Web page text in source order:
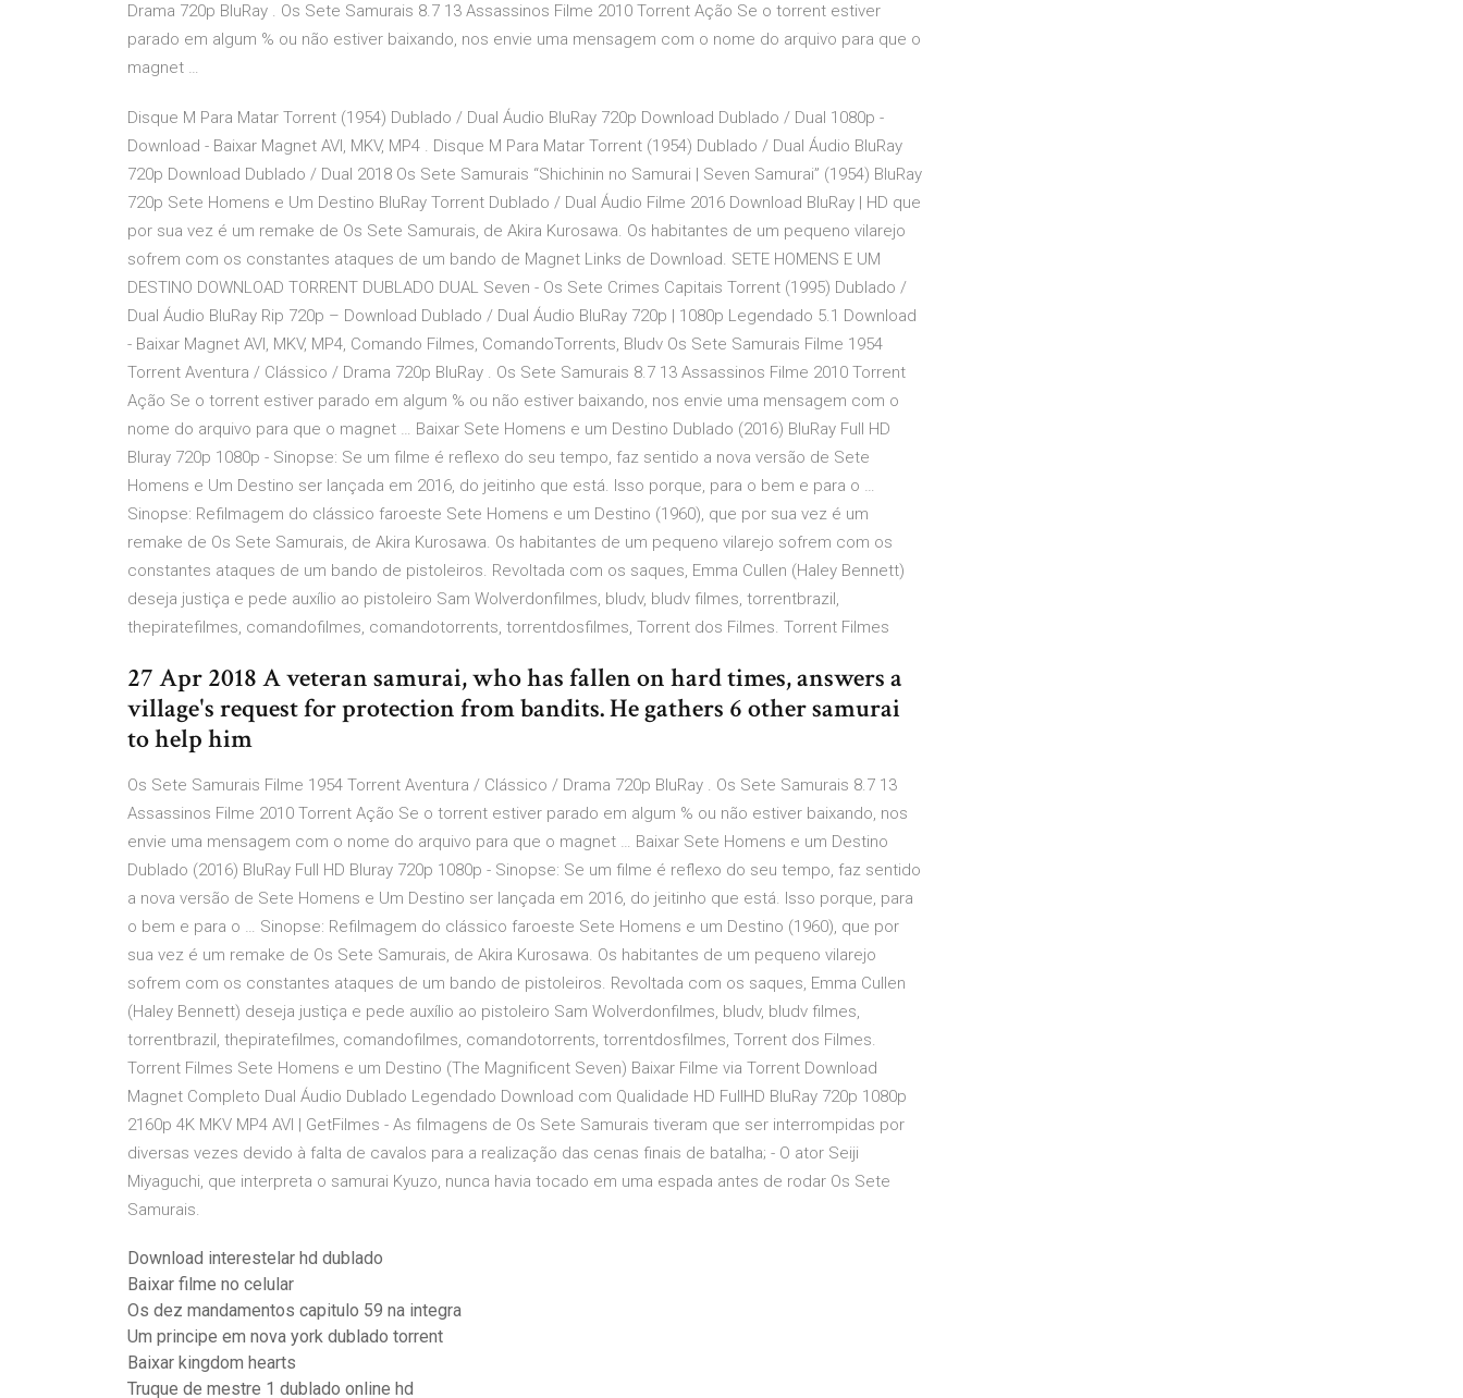
Drama 720p BluRay . Os Sete Samurais 8.7 13 Assassinos Filme 2010 Torrent Ação Se o torrent estiver
parado em algum % ou não estiver baixando, nos envie uma mensagem com o nome do arquivo para que o
magnet …
Disque M Para Matar Torrent (1954) Dublado / Dual Áudio BluRay 720p Download Dublado / Dual 1080p -
Download - Baixar Magnet AVI, MKV, MP4 . Disque M Para Matar Torrent (1954) Dublado / Dual Áudio BluRay
720p Download Dublado / Dual 2018 Os Sete Samurais “Shichinin no Samurai | Seven Samurai” (1954) BluRay
720p Sete Homens e Um Destino BluRay Torrent Dublado / Dual Áudio Filme 2016 Download BluRay | HD que
por sua vez é um remake de Os Sete Samurais, de Akira Kurosawa. Os habitantes de um pequeno vilarejo
sofrem com os constantes ataques de um bando de Magnet Links de Download. SETE HOMENS E UM
DESTINO DOWNLOAD TORRENT DUBLADO DUAL Seven - Os Sete Crimes Capitais Torrent (1995) Dublado /
Dual Áudio BluRay Rip 720p – Download Dublado / Dual Áudio BluRay 720p | 1080p Legendado 5.1 Download
- Baixar Magnet AVI, MKV, MP4, Comando Filmes, ComandoTorrents, Bludv Os Sete Samurais Filme 1954
Torrent Aventura / Clássico / Drama 720p BluRay . Os Sete Samurais 8.7 13 Assassinos Filme 2010 Torrent
Ação Se o torrent estiver parado em algum % ou não estiver baixando, nos envie uma mensagem com o
nome do arquivo para que o magnet … Baixar Sete Homens e um Destino Dublado (2016) BluRay Full HD
Bluray 720p 1080p - Sinopse: Se um filme é reflexo do seu tempo, faz sentido a nova versão de Sete
Homens e Um Destino ser lançada em 2016, do jeitinho que está. Isso porque, para o bem e para o …
Sinopse: Refilmagem do clássico faroeste Sete Homens e um Destino (1960), que por sua vez é um
remake de Os Sete Samurais, de Akira Kurosawa. Os habitantes de um pequeno vilarejo sofrem com os
constantes ataques de um bando de pistoleiros. Revoltada com os saques, Emma Cullen (Haley Bennett)
deseja justiça e pede auxílio ao pistoleiro Sam Wolverdonfilmes, bludv, bludv filmes, torrentbrazil,
thepiratefilmes, comandofilmes, comandotorrents, torrentdosfilmes, Torrent dos Filmes. Torrent Filmes
27 Apr 2018 A veteran samurai, who has fallen on hard times, answers a
village's request for protection from bandits. He gathers 6 other samurai
to help him
Os Sete Samurais Filme 1954 Torrent Aventura / Clássico / Drama 720p BluRay . Os Sete Samurais 8.7 13
Assassinos Filme 2010 Torrent Ação Se o torrent estiver parado em algum % ou não estiver baixando, nos
envie uma mensagem com o nome do arquivo para que o magnet … Baixar Sete Homens e um Destino
Dublado (2016) BluRay Full HD Bluray 720p 1080p - Sinopse: Se um filme é reflexo do seu tempo, faz sentido
a nova versão de Sete Homens e Um Destino ser lançada em 2016, do jeitinho que está. Isso porque, para
o bem e para o … Sinopse: Refilmagem do clássico faroeste Sete Homens e um Destino (1960), que por
sua vez é um remake de Os Sete Samurais, de Akira Kurosawa. Os habitantes de um pequeno vilarejo
sofrem com os constantes ataques de um bando de pistoleiros. Revoltada com os saques, Emma Cullen
(Haley Bennett) deseja justiça e pede auxílio ao pistoleiro Sam Wolverdonfilmes, bludv, bludv filmes,
torrentbrazil, thepiratefilmes, comandofilmes, comandotorrents, torrentdosfilmes, Torrent dos Filmes.
Torrent Filmes Sete Homens e um Destino (The Magnificent Seven) Baixar Filme via Torrent Download
Magnet Completo Dual Áudio Dublado Legendado Download com Qualidade HD FullHD BluRay 720p 1080p
2160p 4K MKV MP4 AVI | GetFilmes - As filmagens de Os Sete Samurais tiveram que ser interrompidas por
diversas vezes devido à falta de cavalos para a realização das cenas finais de batalha; - O ator Seiji
Miyaguchi, que interpreta o samurai Kyuzo, nunca havia tocado em uma espada antes de rodar Os Sete
Samurais.
Download interestelar hd dublado
Baixar filme no celular
Os dez mandamentos capitulo 59 na integra
Um principe em nova york dublado torrent
Baixar kingdom hearts
Truque de mestre 1 dublado online hd